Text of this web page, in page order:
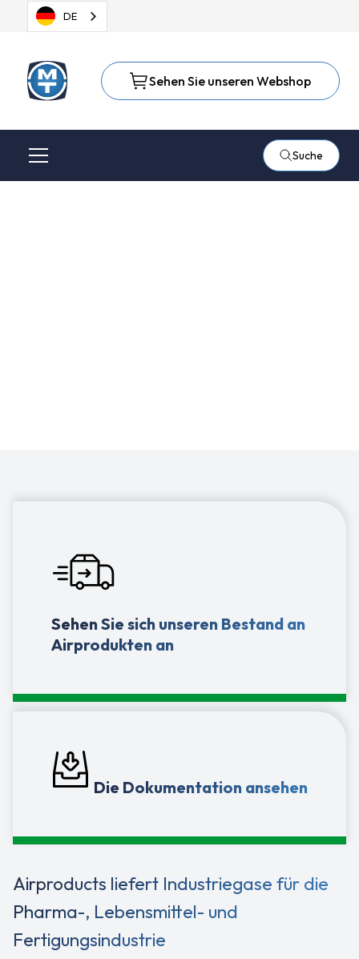
DE
Sehen Sie unseren Webshop
Suche
Airproducts liefert Industriegase für die
Pharma-, Lebensmittel- und
Fertigungsindustrie
Sehen Sie sich unseren Bestand an
Airprodukten an
Die Dokumentation ansehen